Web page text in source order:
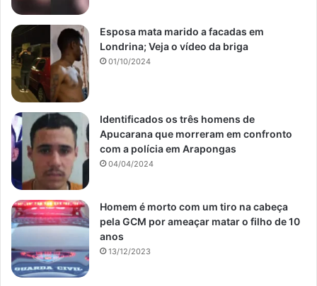
Esposa mata marido a facadas em
Londrina; Veja o vídeo da briga
01/10/2024
Identificados os três homens de
Apucarana que morreram em confronto
com a polícia em Arapongas
04/04/2024
Homem é morto com um tiro na cabeça
pela GCM por ameaçar matar o filho de 10
anos
13/12/2023